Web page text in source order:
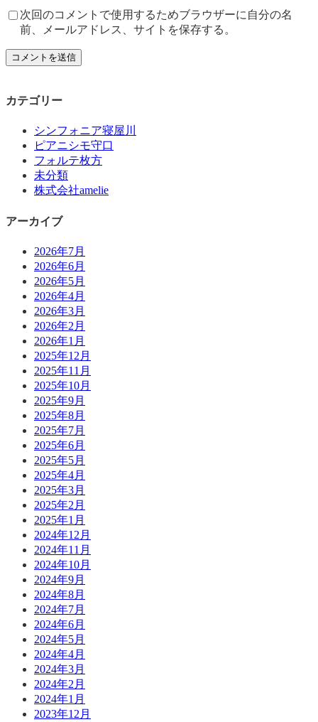
次回のコメントで使用するためブラウザーに自分の名
前、メールアドレス、サイトを保存する。
カテゴリー
シンフォニア寝屋川
ピアニシモ守口
フォルテ枚方
未分類
株式会社amelie
アーカイブ
2026年7月
2026年6月
2026年5月
2026年4月
2026年3月
2026年2月
2026年1月
2025年12月
2025年11月
2025年10月
2025年9月
2025年8月
2025年7月
2025年6月
2025年5月
2025年4月
2025年3月
2025年2月
2025年1月
2024年12月
2024年11月
2024年10月
2024年9月
2024年8月
2024年7月
2024年6月
2024年5月
2024年4月
2024年3月
2024年2月
2024年1月
2023年12月